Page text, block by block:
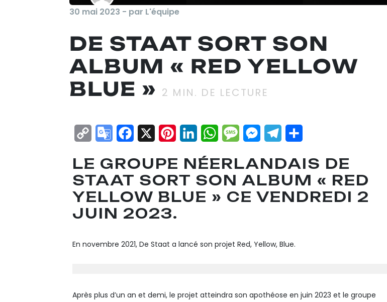
30 mai 2023 - par L'équipe
DE STAAT SORT SON
ALBUM « RED YELLOW
BLUE » 2 MIN. DE LECTURE
Copy GoogleFacebook
X Pinterest
LinkedInWhatsApp
MessageMessenger
Telegram
LE GROUPE NÉERLANDAIS DE
STAAT SORT SON ALBUM « RED
YELLOW BLUE » CE VENDREDI 2
JUIN 2023.
En novembre 2021, De Staat a lancé son projet Red, Yellow, Blue.
Après plus d’un an et demi, le projet atteindra son apothéose en juin 2023 et le groupe